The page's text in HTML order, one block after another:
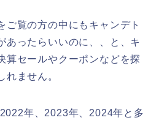
ご覧の方の中にもキャンデト
あったらいいのに、、と、キ
算セールやクーポンなどを探
れません。
年、2023年、2024年と多